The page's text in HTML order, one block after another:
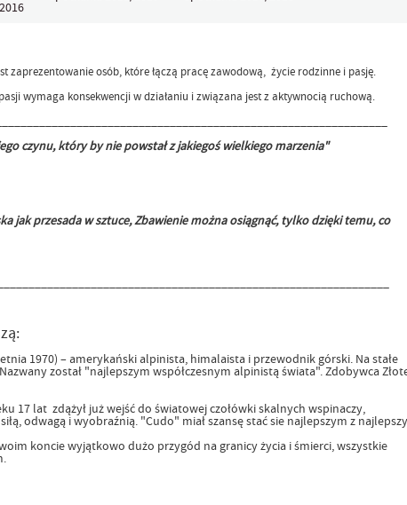
zaprezentowanie osób, które łączą pracę zawodową, życie rodzinne i pasję.
wymaga konsekwencji w działaniu i związana jest z aktywnocią ruchową.
czynu, który by nie powstał z jakiegoś wielkiego marzenia"
jak przesada w sztuce, Zbawienie można osiągnąć, tylko dzięki temu, co
1970) – amerykański alpinista, himalaista i przewodnik górski. Na stałe
został "najlepszym współczesnym alpinistą świata". Zdobywca
17 lat zdążył już wejść do światowej czołówki skalnych wspinaczy,
odwagą i wyobraźnią. "Cudo" miał szansę stać sie najlepszym z
koncie wyjątkowo dużo przygód na granicy życia i śmierci, wszystkie